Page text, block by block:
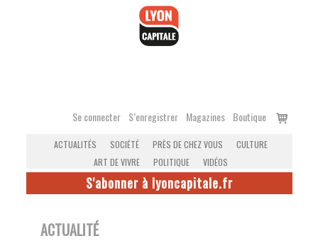
Se connecter S’enregistrer Magazines Boutique
Voir
ACTUALITÉS SOCIÉTÉ PRÈS DE CHEZ VOUS
CULTURE
ART DE VIVRE
POLITIQUE VIDÉOS
S'abonner à lyoncapitale.fr
ACTUALITÉ